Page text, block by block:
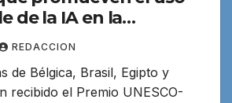
de la IA en la
REDACCION
de Bélgica, Brasil, Egipto y
recibido el Premio UNESCO-